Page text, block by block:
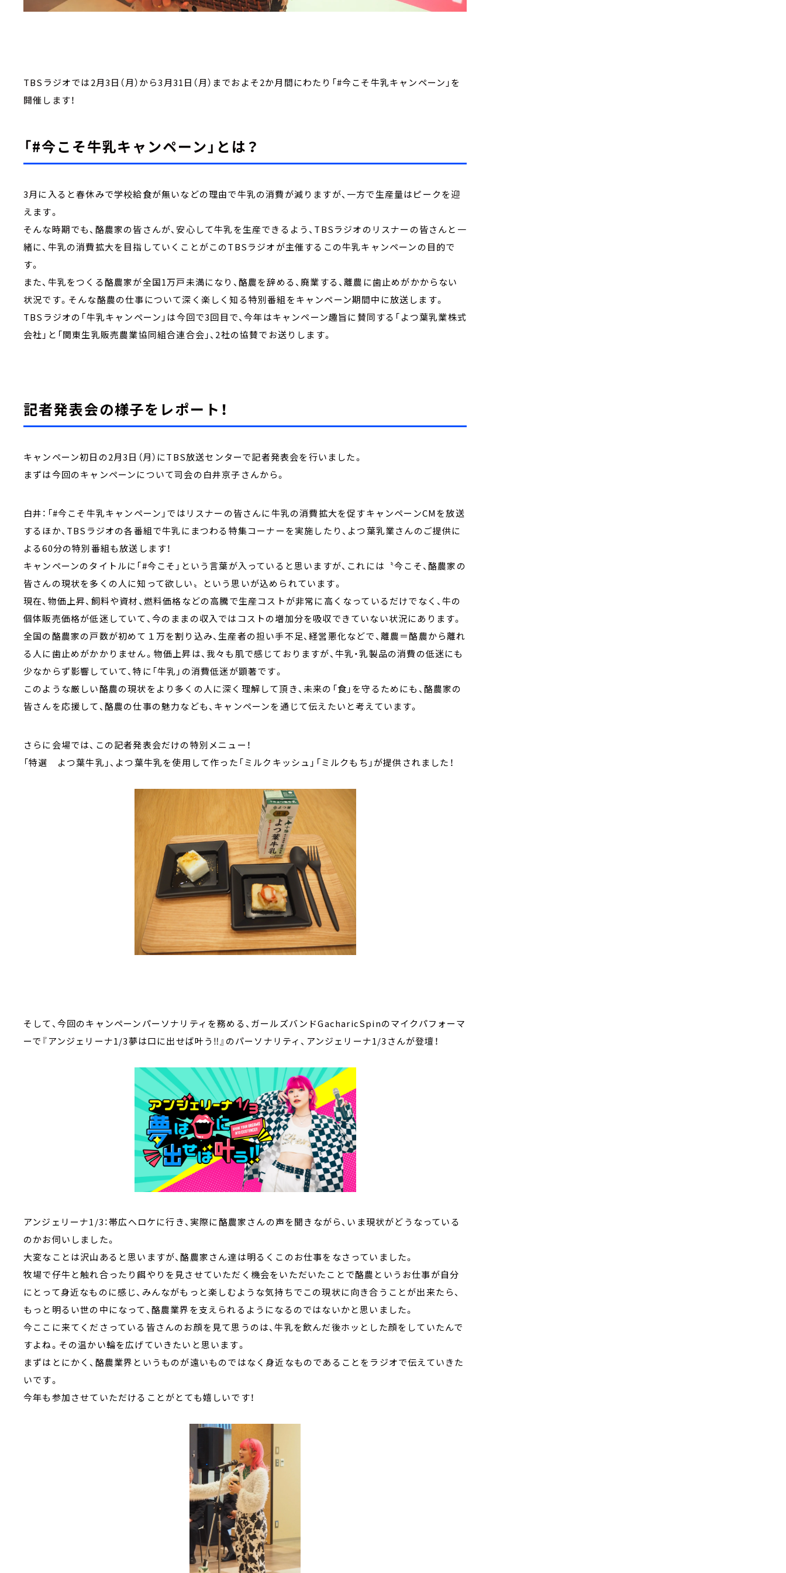
TBSラジオでは2月3日（月）から3月31日（月）までおよそ2か月間にわたり「#今こそ牛乳キャンペーン」を
開催します！
「#今こそ牛乳キャンペーン」とは？
3月に入ると春休みで学校給食が無いなどの理由で牛乳の消費が減りますが、一方で生産量はピークを迎
えます。
そんな時期でも、酪農家の皆さんが、安心して牛乳を生産できるよう、TBSラジオのリスナーの皆さんと一
緒に、牛乳の消費拡大を目指していくことがこのTBSラジオが主催するこの牛乳キャンペーンの目的で
す。
また、牛乳をつくる酪農家が全国1万戸未満になり、酪農を辞める、廃業する、離農に歯止めがかからない
状況です。そんな酪農の仕事について深く楽しく知る特別番組をキャンペーン期間中に放送します。
TBSラジオの「牛乳キャンペーン」は今回で3回目で、今年はキャンペーン趣旨に賛同する「よつ葉乳業株式
会社」と「関東生乳販売農業協同組合連合会」、2社の協賛でお送りします。
記者発表会の様子をレポート！
キャンペーン初日の2月3日（月）にTBS放送センターで記者発表会を行いました。
まずは今回のキャンペーンについて司会の白井京子さんから。
白井：「#今こそ牛乳キャンペーン」ではリスナーの皆さんに牛乳の消費拡大を促すキャンペーンCMを放送
するほか、TBSラジオの各番組で牛乳にまつわる特集コーナーを実施したり、よつ葉乳業さんのご提供に
よる60分の特別番組も放送します！
キャンペーンのタイトルに「#今こそ」という言葉が入っていると思いますが、これには〝今こそ、酪農家の
皆さんの現状を多くの人に知って欲しい〟という思いが込められています。
現在、物価上昇、飼料や資材、燃料価格などの高騰で生産コストが非常に高くなっているだけでなく、牛の
個体販売価格が低迷していて、今のままの収入ではコストの増加分を吸収できていない状況にあります。
全国の酪農家の戸数が初めて１万を割り込み、生産者の担い手不足、経営悪化などで、離農＝酪農から離れ
る人に歯止めがかかりません。物価上昇は、我々も肌で感じておりますが、牛乳・乳製品の消費の低迷にも
少なからず影響していて、特に「牛乳」の消費低迷が顕著です。
このような厳しい酪農の現状をより多くの人に深く理解して頂き、未来の「食」を守るためにも、酪農家の
皆さんを応援して、酪農の仕事の魅力なども、キャンペーンを通じて伝えたいと考えています。
さらに会場では、この記者発表会だけの特別メニュー！
「特選 よつ葉牛乳」、よつ葉牛乳を使用して作った「ミルクキッシュ」「ミルクもち」が提供されました！
そして、今回のキャンペーンパーソナリティを務める、ガールズバンドGacharicSpinのマイクパフォーマ
ーで『アンジェリーナ1/3夢は口に出せば叶う‼』のパーソナリティ、アンジェリーナ1/3さんが登壇！
アンジェリーナ1/3：帯広へロケに行き、実際に酪農家さんの声を聞きながら、いま現状がどうなっている
のかお伺いしました。
大変なことは沢山あると思いますが、酪農家さん達は明るくこのお仕事をなさっていました。
牧場で仔牛と触れ合ったり餌やりを見させていただく機会をいただいたことで酪農というお仕事が自分
にとって身近なものに感じ、みんながもっと楽しむような気持ちでこの現状に向き合うことが出来たら、
もっと明るい世の中になって、酪農業界を支えられるようになるのではないかと思いました。
今ここに来てくださっている皆さんのお顔を見て思うのは、牛乳を飲んだ後ホッとした顔をしていたんで
すよね。その温かい輪を広げていきたいと思います。
まずはとにかく、酪農業界というものが遠いものではなく身近なものであることをラジオで伝えていきた
いです。
今年も参加させていただけることがとても嬉しいです！